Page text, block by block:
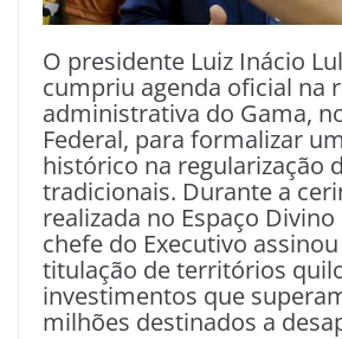
O presidente Luiz Inácio
cumpriu agenda oficial na
administrativa do Gama,
Federal, para formalizar
histórico na regularização
tradicionais. Durante a
realizada no Espaço Divino
chefe do Executivo
titulação de territórios
investimentos que
milhões destinados a